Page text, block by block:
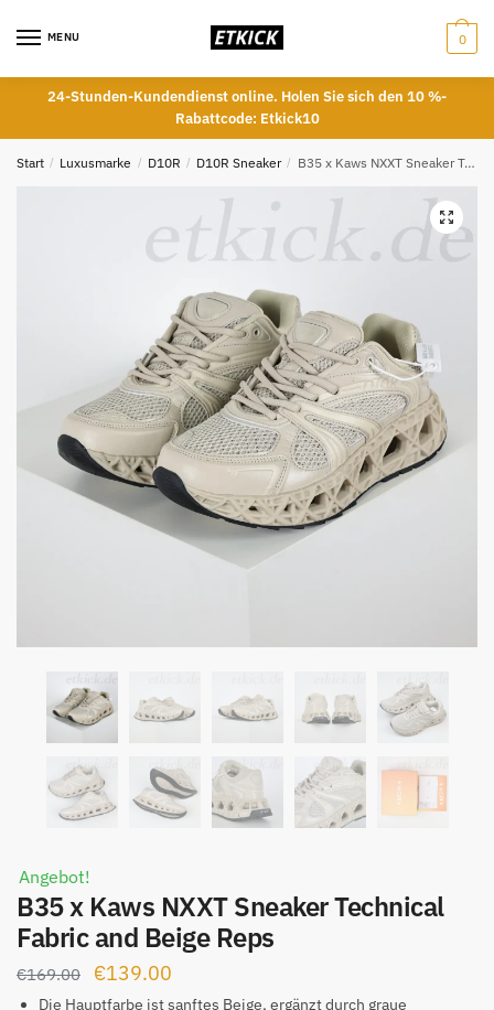
MENU 0
24-Stunden-Kundendienst online. Holen Sie sich den 10 %-
Rabattcode: Etkick10
Start / Luxusmarke / D10R / D10R Sneaker / B35 x Kaws NXXT Sneaker Technical Fabric and Beige Reps
Angebot!
B35 x Kaws NXXT Sneaker Technical
Fabric and Beige Reps
€169.00
Ursprünglicher
Preis
€139.00
Preis
Die Hauptfarbe ist sanftes Beige, ergänzt durch graue